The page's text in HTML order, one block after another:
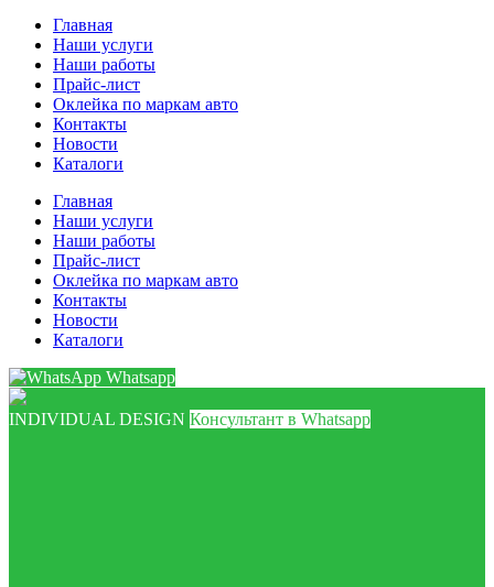
Главная
Наши услуги
Наши работы
Прайс-лист
Оклейка по маркам авто
Контакты
Новости
Каталоги
Главная
Наши услуги
Наши работы
Прайс-лист
Оклейка по маркам авто
Контакты
Новости
Каталоги
Whatsapp
INDIVIDUAL DESIGN Консультант в Whatsapp